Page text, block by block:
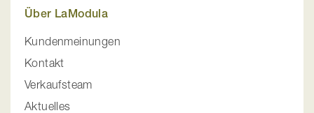
Über LaModula
Kundenmeinungen
Kontakt
Verkaufsteam
Aktuelles